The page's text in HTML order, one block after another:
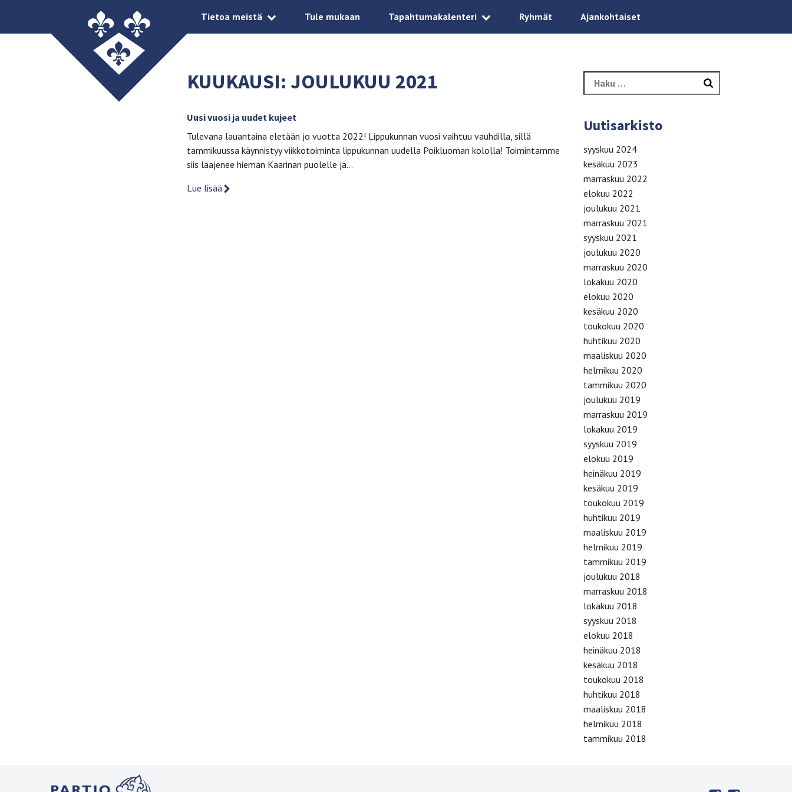
Tietoa meistä Tule mukaan Tapahtumakalenteri Ryhmät Ajankohtaiset
KUUKAUSI: JOULUKUU 2021
Uusi vuosi ja uudet kujeet
Tulevana lauantaina eletään jo vuotta 2022! Lippukunnan vuosi vaihtuu vauhdilla, sillä
tammikuussa käynnistyy viikkotoiminta lippukunnan uudella Poikluoman kololla! Toimintamme
siis laajenee hieman Kaarinan puolelle ja…
Lue lisää
Haku:
Uutisarkisto
syyskuu 2024
kesäkuu 2023
marraskuu 2022
elokuu 2022
joulukuu 2021
marraskuu 2021
syyskuu 2021
joulukuu 2020
marraskuu 2020
lokakuu 2020
elokuu 2020
kesäkuu 2020
toukokuu 2020
huhtikuu 2020
maaliskuu 2020
helmikuu 2020
tammikuu 2020
joulukuu 2019
marraskuu 2019
lokakuu 2019
syyskuu 2019
elokuu 2019
heinäkuu 2019
kesäkuu 2019
toukokuu 2019
huhtikuu 2019
maaliskuu 2019
helmikuu 2019
tammikuu 2019
joulukuu 2018
marraskuu 2018
lokakuu 2018
syyskuu 2018
elokuu 2018
heinäkuu 2018
kesäkuu 2018
toukokuu 2018
huhtikuu 2018
maaliskuu 2018
helmikuu 2018
tammikuu 2018